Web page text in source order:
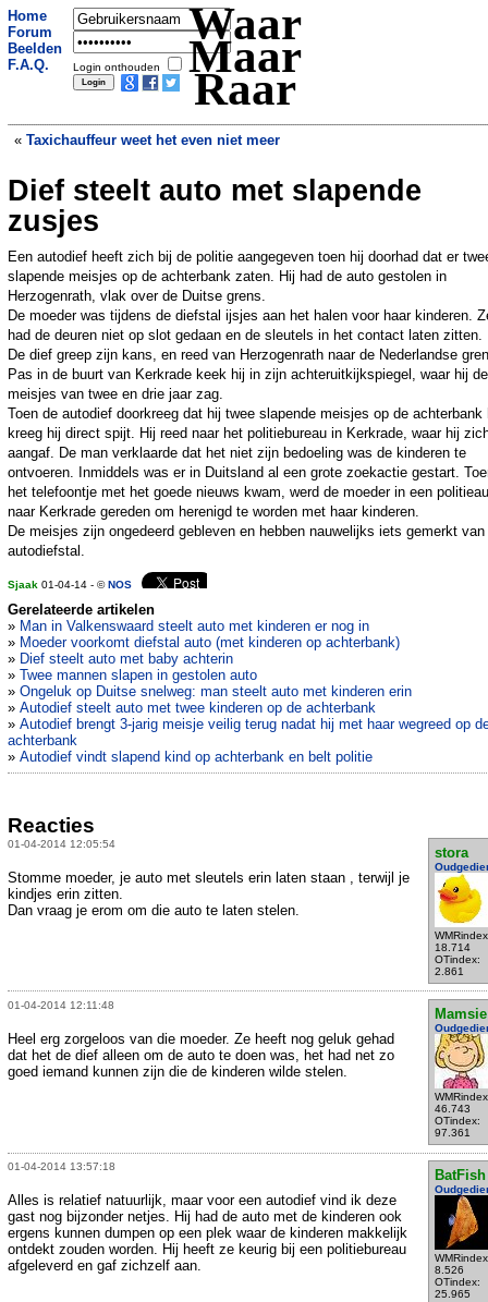
Home
Forum
Beelden
F.A.Q.
Login onthouden
Waar
Maar
Raar
« Taxichauffeur weet het even niet meer
Wat zit er achter de groene heuvel?
Dief steelt auto met slapende
zusjes
Een autodief heeft zich bij de politie aangegeven toen hij doorhad dat er
slapende meisjes op de achterbank zaten. Hij had de auto gestolen in
Herzogenrath, vlak over de Duitse grens.
De moeder was tijdens de diefstal ijsjes aan het halen voor haar kinderen.
had de deuren niet op slot gedaan en de sleutels in het contact laten zitten.
De dief greep zijn kans, en reed van Herzogenrath naar de Nederlandse
Pas in de buurt van Kerkrade keek hij in zijn achteruitkijkspiegel, waar hij de
meisjes van twee en drie jaar zag.
Toen de autodief doorkreeg dat hij twee slapende meisjes op de achterbank
kreeg hij direct spijt. Hij reed naar het politiebureau in Kerkrade, waar hij
aangaf. De man verklaarde dat het niet zijn bedoeling was de kinderen te
ontvoeren. Inmiddels was er in Duitsland al een grote zoekactie gestart.
het telefoontje met het goede nieuws kwam, werd de moeder in een
naar Kerkrade gereden om herenigd te worden met haar kinderen.
De meisjes zijn ongedeerd gebleven en hebben nauwelijks iets gemerkt van
autodiefstal.
Sjaak 01-04-14 - ©NOS
Gerelateerde artikelen
» Man in Valkenswaard steelt auto met kinderen er nog in
» Moeder voorkomt diefstal auto (met kinderen op achterbank)
» Dief steelt auto met baby achterin
» Twee mannen slapen in gestolen auto
» Ongeluk op Duitse snelweg: man steelt auto met kinderen erin
» Autodief steelt auto met twee kinderen op de achterbank
» Autodief brengt 3-jarig meisje veilig terug nadat hij met haar wegreed op
achterbank
» Autodief vindt slapend kind op achterbank en belt politie
Reacties
01-04-2014 12:05:54
stora
18.714
OTindex:
2.861
Stomme moeder, je auto met sleutels erin laten staan , terwijl je
kindjes erin zitten.
Dan vraag je erom om die auto te laten stelen.
01-04-2014 12:11:48
Mamsie
46.743
OTindex:
97.361
Heel erg zorgeloos van die moeder. Ze heeft nog geluk gehad
dat het de dief alleen om de auto te doen was, het had net zo
goed iemand kunnen zijn die de kinderen wilde stelen.
01-04-2014 13:57:18
BatFish
8.526
OTindex:
25.965
Alles is relatief natuurlijk, maar voor een autodief vind ik deze
gast nog bijzonder netjes. Hij had de auto met de kinderen ook
ergens kunnen dumpen op een plek waar de kinderen makkelijk
ontdekt zouden worden. Hij heeft ze keurig bij een politiebureau
afgeleverd en gaf zichzelf aan.